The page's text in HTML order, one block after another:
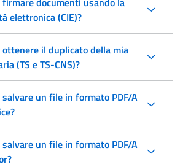
elettronica (CIE)?
ottenere il duplicato della mia
(TS e TS-CNS)?
salvare un file in formato PDF/A
salvare un file in formato PDF/A